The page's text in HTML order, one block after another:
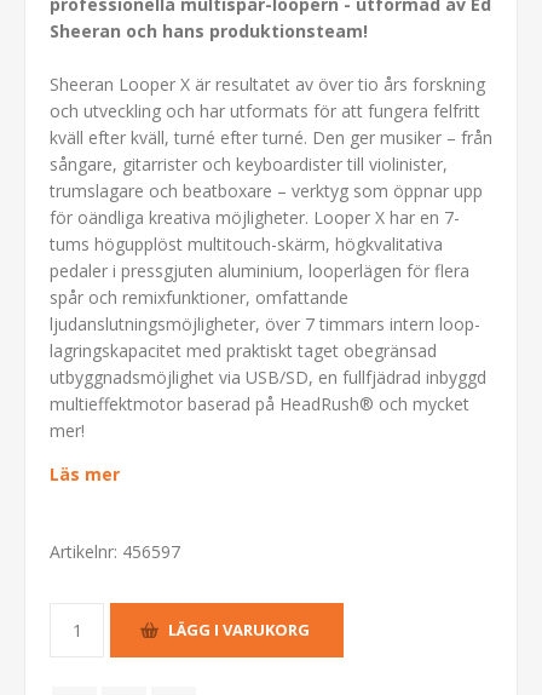
Sheeran och hans produktionsteam!
Sheeran Looper X är resultatet av över tio års forskning
och utveckling och har utformats för att fungera felfritt
kväll efter kväll, turné efter turné. Den ger musiker – från
sångare, gitarrister och keyboardister till violinister,
trumslagare och beatboxare – verktyg som öppnar upp
för oändliga kreativa möjligheter. Looper X har en 7-
tums högupplöst multitouch-skärm, högkvalitativa
pedaler i pressgjuten aluminium, looperlägen för flera
spår och remixfunktioner, omfattande
ljudanslutningsmöjligheter, över 7 timmars intern loop-
lagringskapacitet med praktiskt taget obegränsad
utbyggnadsmöjlighet via USB/SD, en fullfjädrad inbyggd
multieffektmotor baserad på HeadRush® och mycket
mer!
Läs mer
Artikelnr: 456597